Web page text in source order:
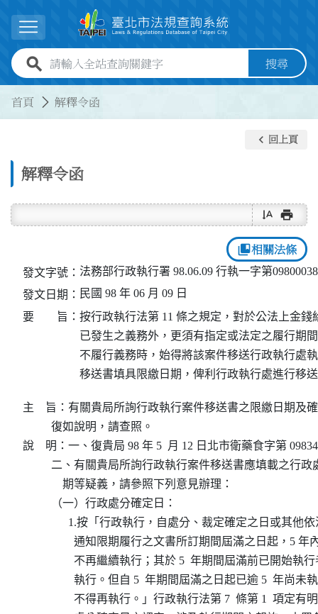
展開選單
全站查詢關鍵字欄位 搜尋
首頁 解釋令函
解釋令函
keyboard_arrow_left 回上頁
text_rotate_vertical print
collections_bookmark相關法條
發文字號： 法務部行政執行署 98.06.09 行執一字第
發文日期： 民國 98 年 06 月 09 日
要 旨： 按行政執行法第 11 條之規定，對於公法上金錢
已發生之義務外，更須有指定或法定之履行期
不履行義務時，始得將該案件移送行政執行處
移送書填具限繳日期，俾利行政執行處進行移
主    旨：有關貴局所詢行政執行案件移送書之限繳日期及
          復如說明，請查照。
說    明：一、復貴局 98 年 5  月 12 日北市衛藥食字第
二、有關貴局所詢行政執行案件移送書應填載之行
              期等疑義，請參照下列意見辦理：
          （一）行政處分確定日：
1.按「行政執行，自處分、裁定確定之日或其他
通知限期履行之文書所訂期間屆滿之日起，5
不再繼續執行；其於 5  年期間屆滿前已開始
執行。但自 5  年期間屆滿之日起已逾 5  年尚
不得再執行。」行政執行法第 7  條第 1  項定